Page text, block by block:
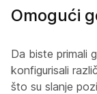
Omogući
Da biste primali
konfigurisali
što su slanje